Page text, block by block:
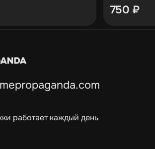
750 ₽
работает каждый день